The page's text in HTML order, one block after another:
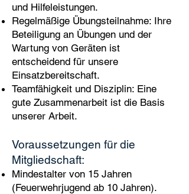
und Hilfeleistungen.
Regelmäßige Übungsteilnahme: Ihre
Beteiligung an Übungen und der
Wartung von Geräten ist
entscheidend für unsere
Einsatzbereitschaft.
Teamfähigkeit und Disziplin: Eine
gute Zusammenarbeit ist die Basis
unserer Arbeit.
Voraussetzungen für die
Mitgliedschaft:
Mindestalter von 15 Jahren
(Feuerwehrjugend ab 10 Jahren).